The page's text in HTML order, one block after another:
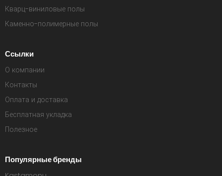
Кварц-виниловые полы
Каменно-полимерные полы
Ссылки
О компании
Контакты
Оплата и доставка
Бесплатная укладка
Полезное
Популярные бренды